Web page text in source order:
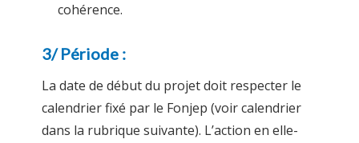
cohérence.
3/ Période :
La date de début du projet doit respecter le
calendrier fixé par le Fonjep (voir calendrier
dans la rubrique suivante). L’action en elle-